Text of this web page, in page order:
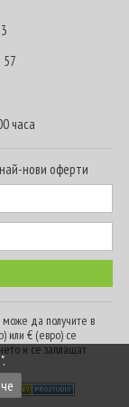
57
часа
нови оферти
може да получите в
или € (евро) се
и се заплащат